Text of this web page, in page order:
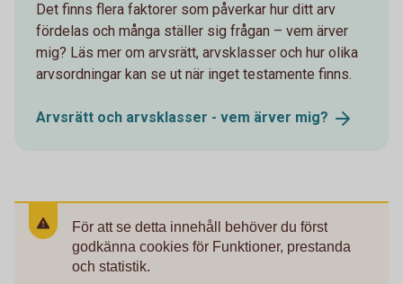
Det finns flera faktorer som påverkar hur ditt arv
fördelas och många ställer sig frågan – vem ärver
mig? Läs mer om arvsrätt, arvsklasser och hur olika
arvsordningar kan se ut när inget testamente finns.
Arvsrätt och arvsklasser - vem ärver mig?
För att se detta innehåll behöver du först
godkänna cookies för Funktioner, prestanda
och statistik.